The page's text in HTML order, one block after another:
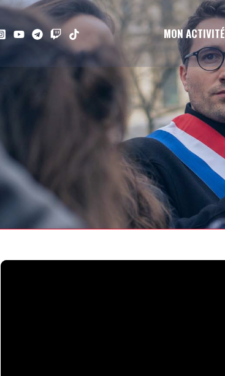
MON ACTIVITÉ